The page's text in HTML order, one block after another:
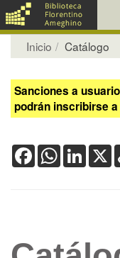
Inicio Catálogo
Sanciones a
podrán inscribirse
FacebookWhatsAppX